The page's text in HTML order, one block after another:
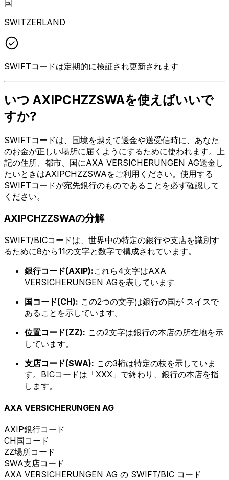
国
SWITZERLAND
SWIFTコードは定期的に検証され更新されます
いつ AXIPCHZZSWAを使えばいいで
すか?
SWIFTコードは、国境を越えて送金や送受信時に、あなた
のお金が正しい場所に届くようにするために使われます。上
記の住所、都市、国にAXA VERSICHERUNGEN AG送金し
たいときはAXIPCHZZSWAをご利用ください。使用する
SWIFTコードが宛先銀行のものであることを必ず確認して
ください。
AXIPCHZZSWAの分解
SWIFT/BICコードは、世界中の特定の銀行や支店を識別す
るために8から11の文字と数字で構成されています。
銀行コード(AXIP):これら4文字はAXA
VERSICHERUNGEN AGを表しています
国コード(CH): この2つの文字は銀行の国が スイスで
あることを示しています。
位置コード(ZZ): この2文字は銀行の本店の所在地を示
しています。
支店コード(SWA): この3桁は特定の枝を示していま
す。BICコードは「XXX」で終わり、銀行の本店を指
します。
AXA VERSICHERUNGEN AG
AXIP銀行コード
CH国コード
ZZ場所コード
SWA支店コード
AXA VERSICHERUNGEN AG の SWIFT/BIC コード